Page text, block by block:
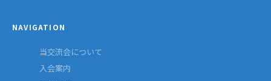
NAVIGATION
当交流会について
入会案内